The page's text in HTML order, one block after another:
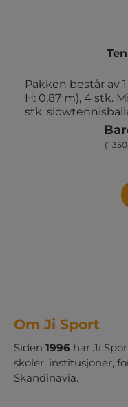
Pakken består av 1 stk. minitennisnett (L: 3 m,
H: 0,87 m), 4 stk. Mini Play Stage 2 racketer, 6
stk. slowtennisballer og 1 stk.
skumtennisball
(1
Om Ji Sport
Siden 1996 har Ji
skoler, institusjoner,
Skandinavia.